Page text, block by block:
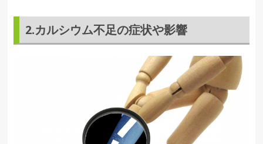
2.カルシウム不足の症状や影響